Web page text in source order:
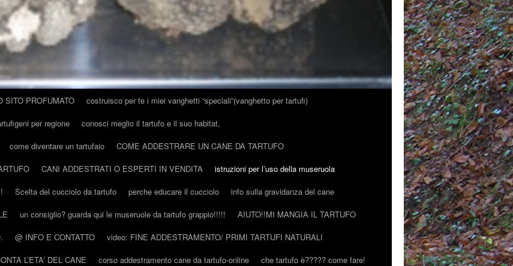
SITO PROFUMATO
costruisco per te i miei vanghetti “speciali”(vanghetto per tartufi)
per regione
conosci meglio il tartufo e il suo habitat,
come diventare un tartufaio
COME ADDESTRARE UN CANE DA TARTUFO
CANI ADDESTRATI O ESPERTI IN VENDITA
istruzioni per l’uso della museruola
Scelta del cucciolo da tartufo perche educare il cucciolo
info sulla gravidanza del cane
un consiglio? guarda qui le museruole da tartufo grappio!!!!!
AIUTO!!MI MANGIA IL TARTUFO
@ INFO E CONTATTO
video: FINE ADDESTRAMENTO/ PRIMI TARTUFI NATURALI
L’ETA’ DEL CANE corso addestramento cane da tartufo-online
che tartufo è????? come fare!